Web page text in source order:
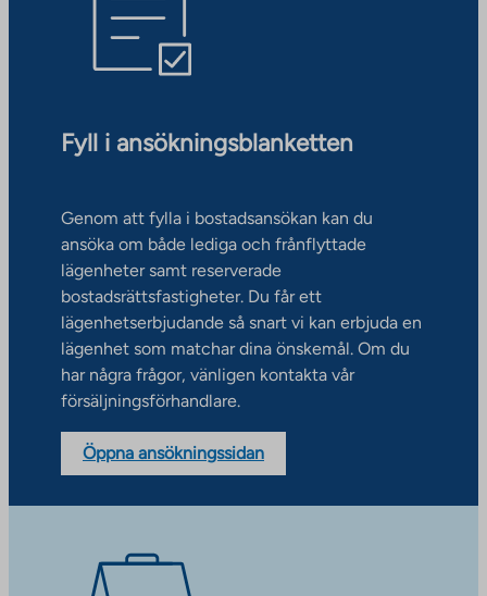
Fyll i ansökningsblanketten
Genom att fylla i bostadsansökan kan du
ansöka om både lediga och frånflyttade
lägenheter samt reserverade
bostadsrättsfastigheter. Du får ett
lägenhetserbjudande så snart vi kan erbjuda en
lägenhet som matchar dina önskemål. Om du
har några frågor, vänligen kontakta vår
försäljningsförhandlare.
Öppna ansökningssidan